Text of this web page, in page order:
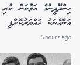
ހިންދޫދީނުގެ އަޅުކަން
އަންހެނަކު ހައްޔަރުކޮށްފި
6 hours ago